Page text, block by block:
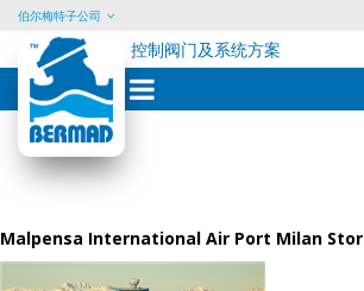
Skip
content
伯尔梅特子公司
控制阀门及系统方案
Malpensa International Air Port Milan